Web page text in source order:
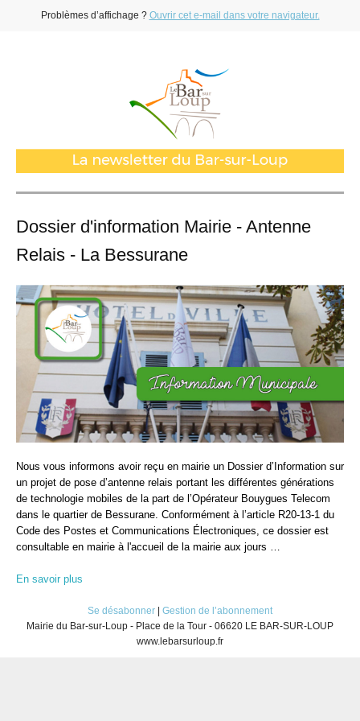
Problèmes d’affichage ? Ouvrir cet e-mail dans votre navigateur.
Dossier d'information Mairie - Antenne
Relais - La Bessurane
Nous vous informons avoir reçu en mairie un Dossier d’Information sur
un projet de pose d’antenne relais portant les différentes générations
de technologie mobiles de la part de l’Opérateur Bouygues Telecom
dans le quartier de Bessurane. Conformément à l’article R20-13-1 du
Code des Postes et Communications Électroniques, ce dossier est
consultable en mairie à l'accueil de la mairie aux jours …
En savoir plus
Se désabonner
Gestion de l’abonnement
Mairie du Bar-sur-Loup - Place de la Tour - 06620 LE BAR-SUR-LOUP
www.lebarsurloup.fr